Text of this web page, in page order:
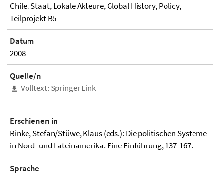
Chile, Staat, Lokale Akteure, Global History, Policy,
Teilprojekt B5
Datum
2008
Quelle/n
Volltext: Springer Link
Erschienen in
Rinke, Stefan/Stüwe, Klaus (eds.): Die politischen Systeme
in Nord- und Lateinamerika. Eine Einführung, 137-167.
Sprache